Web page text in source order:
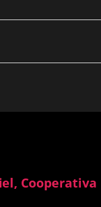
Cooperativa